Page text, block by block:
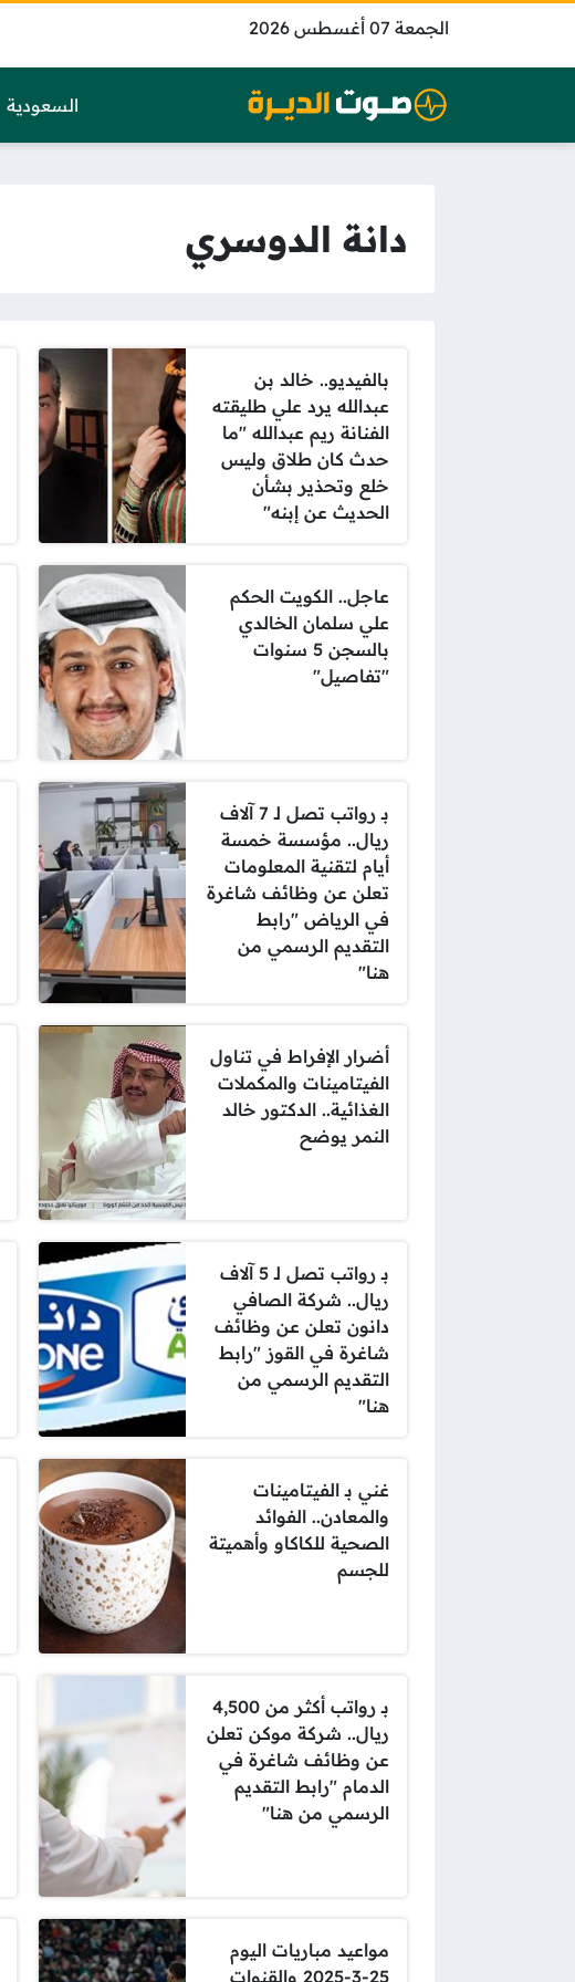
الجمعة 07 أغسطس 2026
السعودية
دانة الدوسري
بالفيديو.. خالد بن
عبدالله يرد علي طليقته
الفنانة ريم عبدالله "ما
حدث كان طلاق وليس
خلع وتحذير بشأن
الحديث عن إبنه"
عاجل.. الكويت الحكم
علي سلمان الخالدي
بالسجن 5 سنوات
"تفاصيل"
بـ رواتب تصل لـ 7 آلاف
ريال.. مؤسسة خمسة
أيام لتقنية المعلومات
تعلن عن وظائف شاغرة
في الرياض "رابط
التقديم الرسمي من
هنا"
أضرار الإفراط في تناول
الفيتامينات والمكملات
الغذائية.. الدكتور خالد
النمر يوضح
بـ رواتب تصل لـ 5 آلاف
ريال.. شركة الصافي
دانون تعلن عن وظائف
شاغرة في القوز "رابط
التقديم الرسمي من
هنا"
غني بـ الفيتامينات
والمعادن.. الفوائد
الصحية للكاكاو وأهميتة
للجسم
بـ رواتب أكثر من 4,500
ريال.. شركة موكن تعلن
عن وظائف شاغرة في
الدمام "رابط التقديم
الرسمي من هنا"
مواعيد مباريات اليوم
25-3-2025 والقنوات